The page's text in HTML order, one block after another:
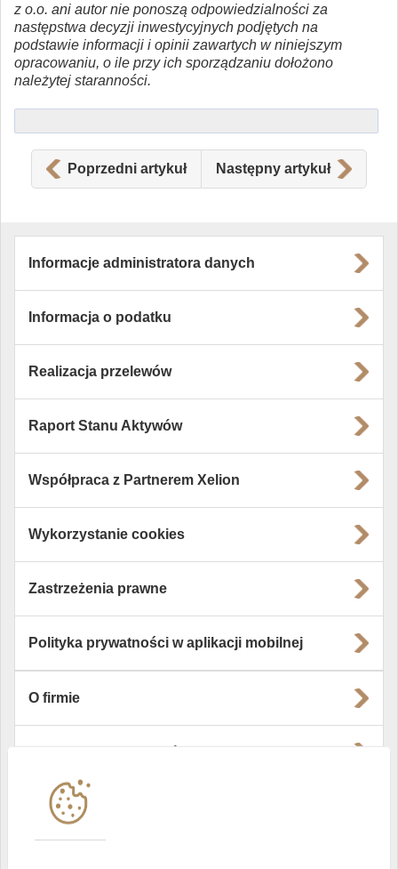
z o.o. ani autor nie ponoszą odpowiedzialności za
następstwa decyzji inwestycyjnych podjętych na
podstawie informacji i opinii zawartych w niniejszym
opracowaniu, o ile przy ich sporządzaniu dołożono
należytej staranności.
Poprzedni artykuł Następny artykuł
Informacje administratora danych
Informacja o podatku
Realizacja przelewów
Raport Stanu Aktywów
Współpraca z Partnerem Xelion
Wykorzystanie cookies
Zastrzeżenia prawne
Polityka prywatności w aplikacji mobilnej
O firmie
Instytucje współpracujące